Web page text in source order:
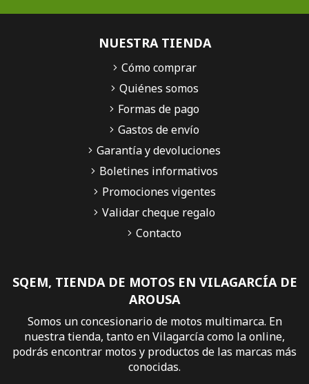
SQEM, TIENDA DE MOTOS EN VILAGARCÍA DE
AROUSA
Somos un concesionario de motos multimarca. En
nuestra tienda, tanto en Vilagarcía como la online,
podrás encontrar motos y productos de las marcas más
conocidas.
NUESTRA TIENDA
Cómo comprar
Quiénes somos
Formas de pago
Gastos de envío
Garantía y devoluciones
Boletines informativos
Promociones vigentes
Validar cheque regalo
Contacto